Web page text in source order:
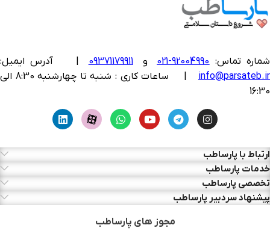
شماره تماس: 92004990-021 و 09371179911
آدرس ایمیل:
info@parsateb.ir
| ساعات کاری : شنبه تا چهارشنبه 8:30 الی
16:30
ارتباط با پارساطب
خدمات پارساطب
تخصصی پارساطب
پیشنهاد سردبیر پارساطب
مجوز های پارساطب